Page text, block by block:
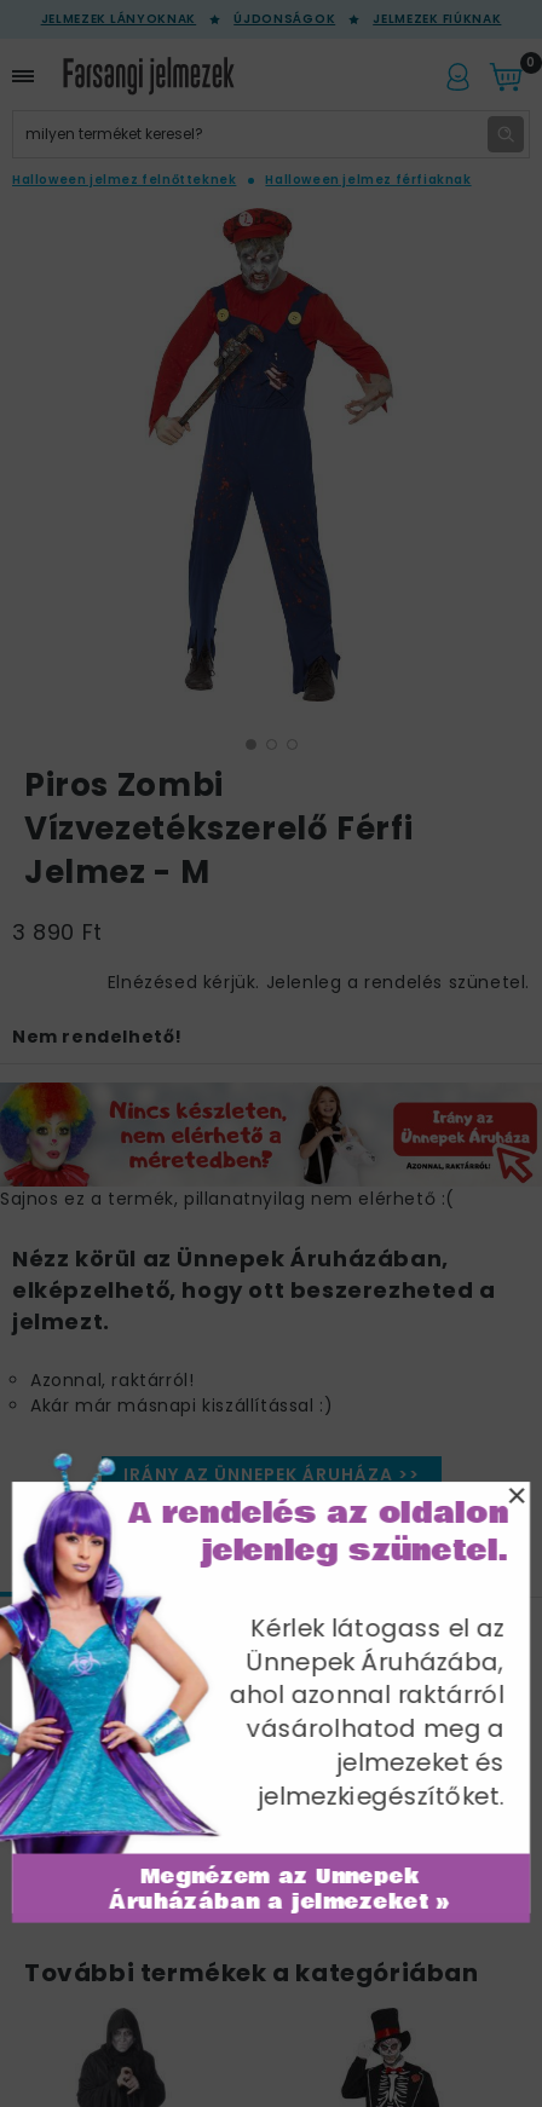
JELMEZEK LÁNYOKNAK ÚJDONSÁGOK JELMEZEK FIÚKNAK
0
Halloween jelmez felnőtteknek Halloween jelmez férfiaknak
Piros Zombi
Vízvezetékszerelő Férfi
Jelmez - M
3 890 Ft
Elnézésed kérjük. Jelenleg a rendelés szünetel.
Nem rendelhető!
Sajnos ez a termék, pillanatnyilag nem elérhető :(
Nézz körül az Ünnepek Áruházában,
elképzelhető, hogy ott beszerezheted a
jelmezt.
Azonnal, raktárról!
Akár már másnapi kiszállítással :)
IRÁNY AZ ÜNNEPEK ÁRUHÁZA >>
JELLEMZŐK
Piros Zombi Vízvezetékszerelő Jelmez
Férfiaknak Felsővel, Kantáros
Nadrággal és Sapkával - M
Mellbőség 97-102 cm / Derékbőség 81-86 cm / Belső
lábhossz 83 cm
Cikkszám: 40057M
További termékek a kategóriában
Megnézem az Ünnepek
Áruházában a jelmezeket »
Kérlek látogass el az
Ünnepek Áruházába,
ahol azonnal raktárról
vásárolhatod meg a
jelmezeket és
jelmezkiegészítőket.
A rendelés az oldalon
jelenleg szünetel.
×